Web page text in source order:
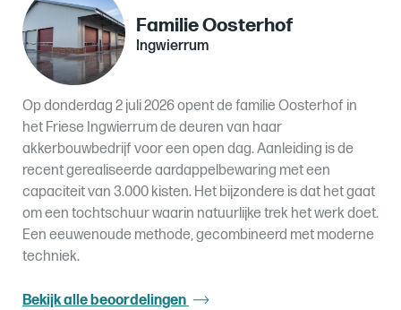
Familie Oosterhof
Ingwierrum
Op donderdag 2 juli 2026 opent de familie Oosterhof in
het Friese Ingwierrum de deuren van haar
akkerbouwbedrijf voor een open dag. Aanleiding is de
recent gerealiseerde aardappelbewaring met een
capaciteit van 3.000 kisten. Het bijzondere is dat het gaat
om een tochtschuur waarin natuurlijke trek het werk doet.
Een eeuwenoude methode, gecombineerd met moderne
techniek.
Bekijk alle beoordelingen